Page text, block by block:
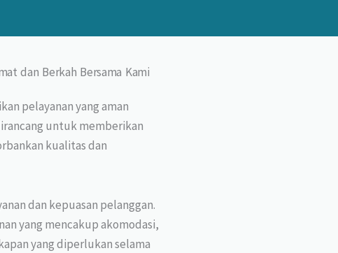
dan Berkah Bersama Kami
pelayanan yang aman
untuk memberikan
kualitas dan
dan kepuasan pelanggan.
yang mencakup akomodasi,
yang diperlukan selama